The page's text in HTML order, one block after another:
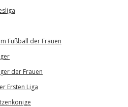
Fußball der Frauen
der Frauen
Ersten Liga